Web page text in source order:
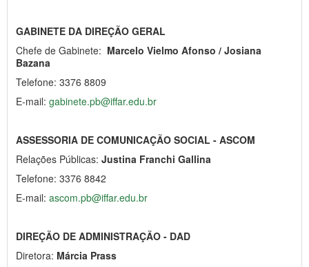
GABINETE DA DIREÇÃO GERAL
Chefe de Gabinete: Marcelo Vielmo Afonso / Josiana
Bazana
Telefone: 3376 8809
E-mail: gabinete.pb@iffar.edu.br
ASSESSORIA DE COMUNICAÇÃO SOCIAL - ASCOM
Relações Públicas: Justina Franchi Gallina
Telefone: 3376 8842
E-mail: ascom.pb@iffar.edu.br
DIREÇÃO DE ADMINISTRAÇÃO - DAD
Diretora: Márcia Prass